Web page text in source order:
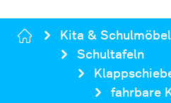
Kita &
Schultafeln
fahrbare